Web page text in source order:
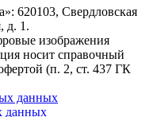
620103, Свердловская
д. 1.
изображения
носит справочный
(п. 2, ст. 437 ГК
данных
данных